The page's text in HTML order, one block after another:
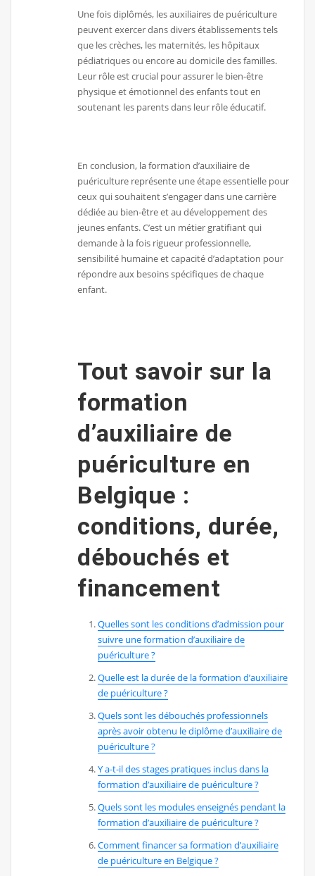
Une fois diplômés, les auxiliaires de puériculture
peuvent exercer dans divers établissements tels
que les crèches, les maternités, les hôpitaux
pédiatriques ou encore au domicile des familles.
Leur rôle est crucial pour assurer le bien-être
physique et émotionnel des enfants tout en
soutenant les parents dans leur rôle éducatif.
En conclusion, la formation d’auxiliaire de
puériculture représente une étape essentielle pour
ceux qui souhaitent s’engager dans une carrière
dédiée au bien-être et au développement des
jeunes enfants. C’est un métier gratifiant qui
demande à la fois rigueur professionnelle,
sensibilité humaine et capacité d’adaptation pour
répondre aux besoins spécifiques de chaque
enfant.
Tout savoir sur la
formation
d’auxiliaire de
puériculture en
Belgique :
conditions, durée,
débouchés et
financement
Quelles sont les conditions d’admission pour
suivre une formation d’auxiliaire de
puériculture ?
Quelle est la durée de la formation d’auxiliaire
de puériculture ?
Quels sont les débouchés professionnels
après avoir obtenu le diplôme d’auxiliaire de
puériculture ?
Y a-t-il des stages pratiques inclus dans la
formation d’auxiliaire de puériculture ?
Quels sont les modules enseignés pendant la
formation d’auxiliaire de puériculture ?
Comment financer sa formation d’auxiliaire
de puériculture en Belgique ?